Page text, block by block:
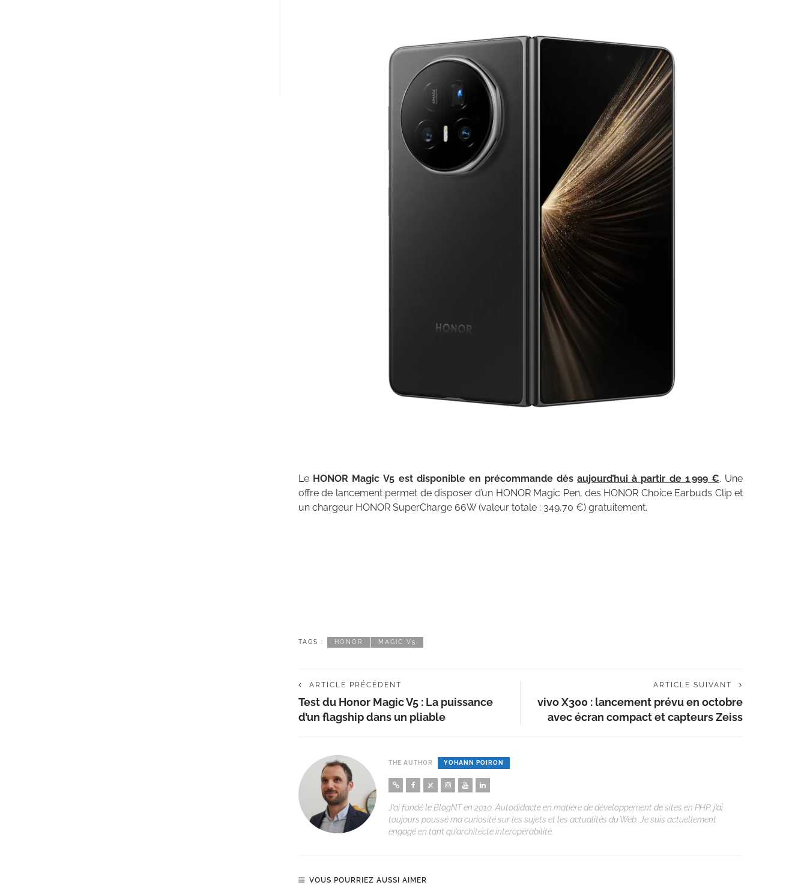
Le HONOR Magic V5 est disponible en précommande dèsaujourd’hui à partir de 1 999 €. Une
offre de lancement permet de disposer d’un HONOR Magic Pen, des HONOR Choice Earbuds Clip et
un chargeur HONOR SuperCharge 66W (valeur totale : 349,70 €) gratuitement.
TAGS : HONOR MAGIC V5
ARTICLE PRÉCÉDENT
Test du Honor Magic V5 : La puissance
d’un flagship dans un pliable
ARTICLE SUIVANT
vivo X300 : lancement prévu en octobre
avec écran compact et capteurs Zeiss
THE AUTHOR YOHANN POIRON
J’ai fondé le BlogNT en 2010. Autodidacte en matière de développement de sites en PHP, j’ai
toujours poussé ma curiosité sur les sujets et les actualités du Web. Je suis actuellement
engagé en tant qu’architecte interopérabilité.
VOUS POURRIEZ AUSSI AIMER